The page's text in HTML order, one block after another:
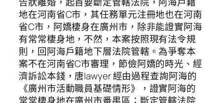
地在河南省C市，其任務單元注冊地也在河南
省C市，阿嬌棲身在廣州市，除非能證實阿海
有常常棲身地，不然，本案按照現有法令規
則，回阿海戶籍地下層法院管轄。為爭奪本
案不在河南省C市審理，節儉阿嬌的時光、經
濟訴訟本錢，唐lawyer 經由過程查詢阿海的
《廣州市活動職員基礎情形》，證實阿海的